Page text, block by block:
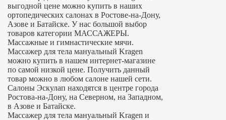
выгодной цене можно купить в наших
ортопедических салонах в Ростове-на-Дону,
Азове и Батайске. У нас большой выбор
товаров категории МАССАЖЕРЫ.
Массажные и гимнастические мячи.
Массажер для тела мануальный Kragen
можно купить в нашем интернет-магазине
по самой низкой цене. Получить данный
товар можно в любом салоне нашей сети.
Салоны Эскулап находятся в центре города
Ростова-на-Дону, на Северном, на Западном,
в Азове и Батайске.
Массажер для тела мануальный Kragen и